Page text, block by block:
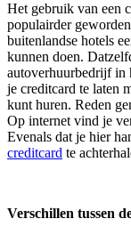
Het gebruik van een
populairder
buitenlandse hotels
kunnen doen.
autoverhuurbedrijf in
je creditcard te laten
kunt huren. Reden
Op internet vind je
Evenals dat je hier
creditcard te
Verschillen tussen